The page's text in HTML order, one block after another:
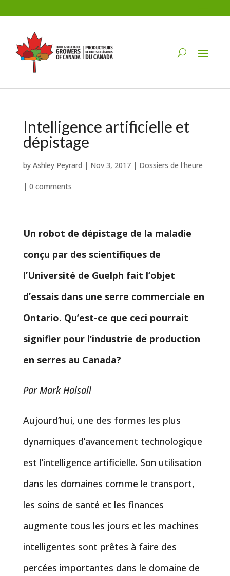
Intelligence artificielle et
dépistage
by Ashley Peyrard | Nov 3, 2017| Dossiers de l'heure
| 0 comments
Un robot de dépistage de la maladie
conçu par des scientifiques de
l’Université de Guelph fait l’objet
d’essais dans une serre commerciale en
Ontario. Qu’est-ce que ceci pourrait
signifier pour l’industrie de production
en serres au Canada?
Par Mark Halsall
Aujourd’hui, une des formes les plus
dynamiques d’avancement technologique
est l’intelligence artificielle. Son utilisation
dans les domaines comme le transport,
les soins de santé et les finances
augmente tous les jours et les machines
intelligentes sont prêtes à faire des
percées importantes dans le domaine de